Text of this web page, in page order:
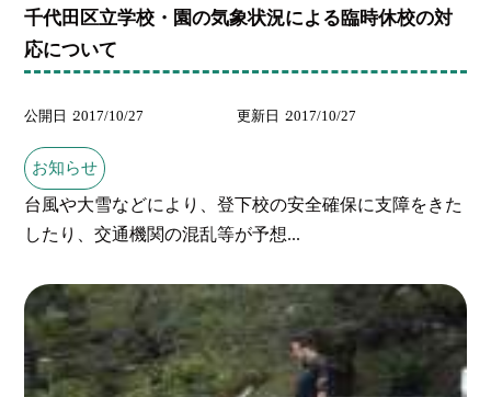
千代田区立学校・園の気象状況による臨時休校の対
応について
公開日 2017/10/27 更新日 2017/10/27
お知らせ
台風や大雪などにより、登下校の安全確保に支障をきた
したり、交通機関の混乱等が予想...